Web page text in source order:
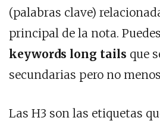
(palabras clave)
principal de la nota.
keywords long tails que
secundarias pero no
Las H3 son las etiquetas